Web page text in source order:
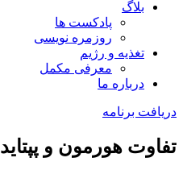
بلاگ
پادکست ها
روزمره نویسی
تغذیه و رژیم
معرفی مکمل
درباره ما
دریافت برنامه
تفاوت هورمون و پپتاید